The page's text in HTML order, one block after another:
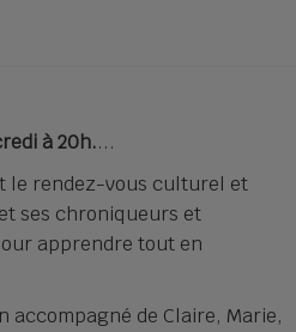
à 20h.
le rendez-vous culturel et
ses chroniqueurs et
apprendre tout en
accompagné de Claire, Marie,